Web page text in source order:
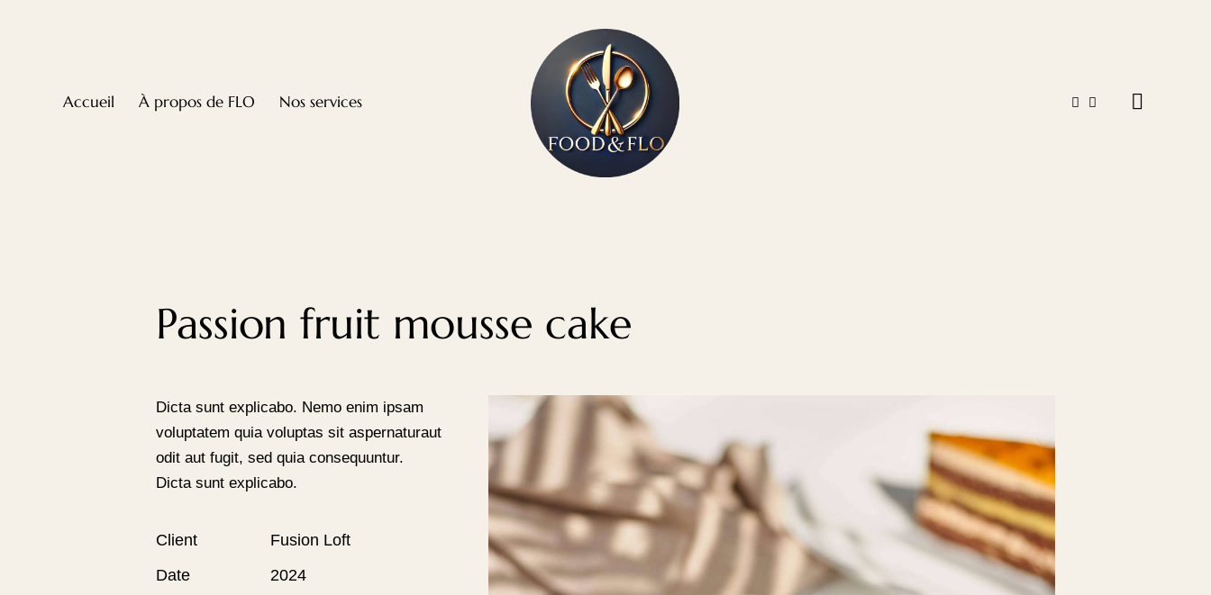
Accueil À propos de FLO Nos services
Passion fruit mousse cake
Dicta sunt explicabo. Nemo enim ipsam
voluptatem quia voluptas sit aspernaturaut
odit aut fugit, sed quia consequuntur.
Dicta sunt explicabo.
Client
Fusion Loft
Date
2024